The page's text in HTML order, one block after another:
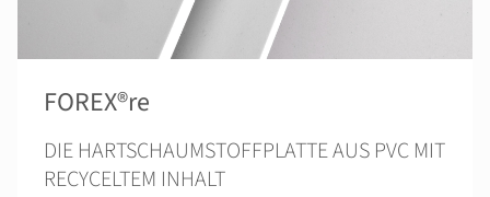
FOREX®re
DIE HARTSCHAUMSTOFFPLATTE AUS PVC MIT
RECYCELTEM INHALT